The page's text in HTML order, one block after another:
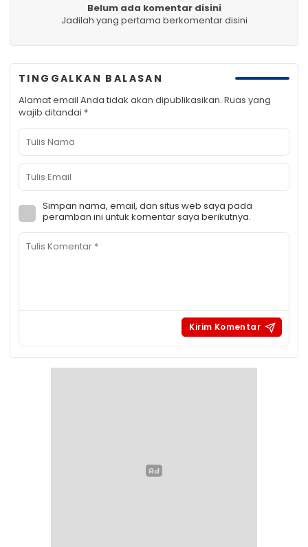
Belum ada komentar disini
Jadilah yang pertama berkomentar disini
TINGGALKAN BALASAN
Alamat email Anda tidak akan dipublikasikan. Ruas yang
wajib ditandai *
Simpan nama, email, dan situs web saya pada
peramban ini untuk komentar saya berikutnya.